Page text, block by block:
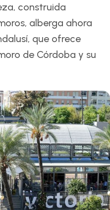
construida
alberga ahora
que ofrece
de Córdoba y su